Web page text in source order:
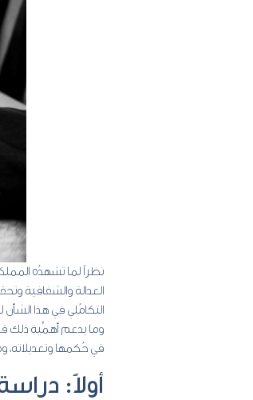
العدالة والشفافية
التكامُلي في هذا
في حُكمها وتعديلاته،
أولاً: